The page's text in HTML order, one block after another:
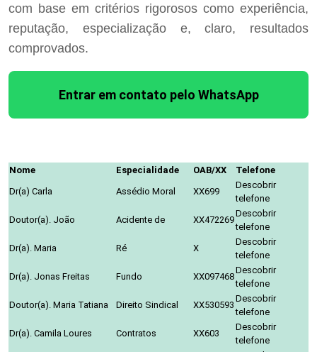
com base em critérios rigorosos como experiência,
reputação, especialização e, claro, resultados
comprovados.
Entrar em contato pelo WhatsApp
Nome Especialidade OAB/XX
Telefone
Dr(a) Carla
Assédio Moral XX699
Descobrir
telefone
Doutor(a). João
Acidente de XX472269
Descobrir
telefone
Dr(a). Maria
Ré X
Descobrir
telefone
Dr(a). Jonas Freitas
Fundo XX097468
Descobrir
telefone
Doutor(a). Maria Tatiana
Direito Sindical XX530593
Descobrir
telefone
Dr(a). Camila Loures
Contratos XX603
Descobrir
telefone